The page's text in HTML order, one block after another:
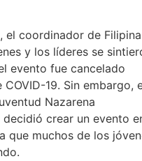
el coordinador de
y los líderes se
evento fue cancelado
19. Sin embargo,
Nazarena
crear un evento
que muchos de los